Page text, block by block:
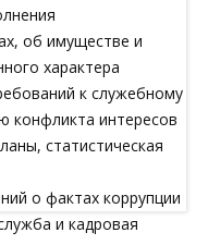
об имуществе и
характера
к служебному
конфликта интересов
статистическая
о фактах коррупции
и кадровая